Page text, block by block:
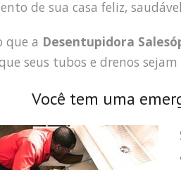
de sua casa feliz,
que a Desentupidora
seus tubos e drenos
Você tem uma